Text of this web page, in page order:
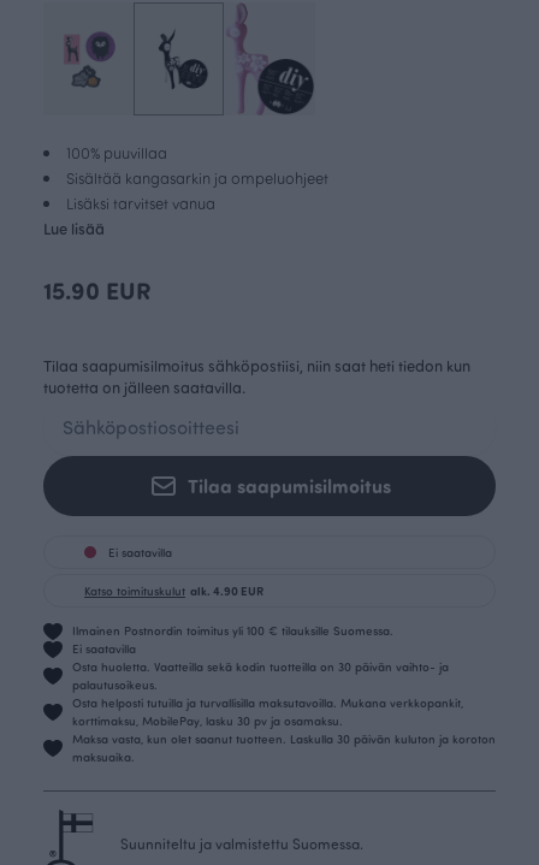
100% puuvillaa
Sisältää kangasarkin ja ompeluohjeet
Lisäksi tarvitset vanua
Lue lisää
15.90 EUR
Tilaa saapumisilmoitus sähköpostiisi, niin saat heti tiedon kun
tuotetta on jälleen saatavilla.
Tilaa saapumisilmoitus
Ei saatavilla
Katso toimituskulut alk. 4.90 EUR
Ilmainen Postnordin toimitus yli 100 € tilauksille Suomessa.
Ei saatavilla
Osta huoletta. Vaatteilla sekä kodin tuotteilla on 30 päivän vaihto- ja
palautusoikeus.
Osta helposti tutuilla ja turvallisilla maksutavoilla. Mukana verkkopankit,
korttimaksu, MobilePay, lasku 30 pv ja osamaksu.
Maksa vasta, kun olet saanut tuotteen. Laskulla 30 päivän kuluton ja koroton
maksuaika.
Suunniteltu ja valmistettu Suomessa.